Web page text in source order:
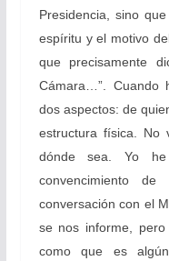
Presidencia, sino
espíritu y el motivo
que precisamente
Cámara…”. Cuando
dos aspectos: de
estructura física. No
dónde sea. Yo
convencimiento
conversación con el
se nos informe,
como que es